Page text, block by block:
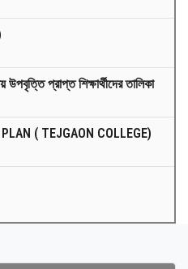
প্রাপ্ত শিক্ষার্থীদের তালিকা
( TEJGAON COLLEGE)